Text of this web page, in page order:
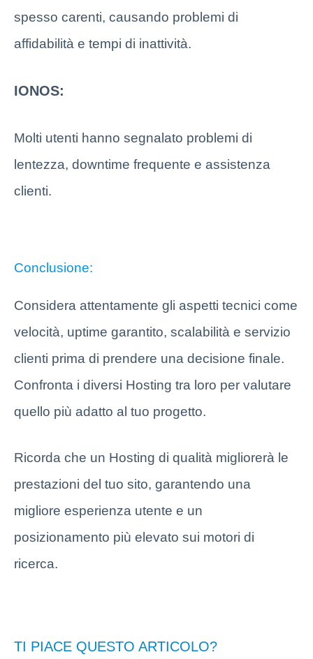
spesso carenti, causando problemi di
affidabilità e tempi di inattività.
IONOS:
Molti utenti hanno segnalato problemi di
lentezza, downtime frequente e assistenza
clienti.
Conclusione:
Considera attentamente gli aspetti tecnici come
velocità, uptime garantito, scalabilità e servizio
clienti prima di prendere una decisione finale.
Confronta i diversi Hosting tra loro per valutare
quello più adatto al tuo progetto.
Ricorda che un Hosting di qualità migliorerà le
prestazioni del tuo sito, garantendo una
migliore esperienza utente e un
posizionamento più elevato sui motori di
ricerca.
TI PIACE QUESTO ARTICOLO?